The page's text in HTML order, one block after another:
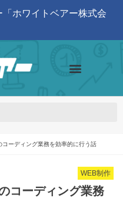
ホワイトベアー株式会
ーディング業務を効率的に行う話
WEB制作
コーディング業務